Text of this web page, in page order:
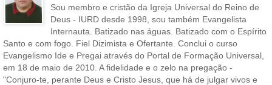
Sou membro e cristão da Igreja Universal do Reino de
Deus - IURD desde 1998, sou também Evangelista
Internauta. Batizado nas águas. Batizado com o Espírito
Santo e com fogo. Fiel Dizimista e Ofertante. Conclui o curso
Evangelismo Ide e Pregai através do Portal de Formação Universal,
em 18 de maio de 2010. A fidelidade e o zelo na pregação -
"Conjuro-te, perante Deus e Cristo Jesus, que há de julgar vivos e